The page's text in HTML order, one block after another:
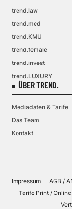
trend.law
trend.med
trend.KMU
trend.female
trend.invest
trend.LUXURY
ÜBER TREND.
Mediadaten & Tarife
Das Team
Kontakt
Impressum AGB /
Tarife Print / Online